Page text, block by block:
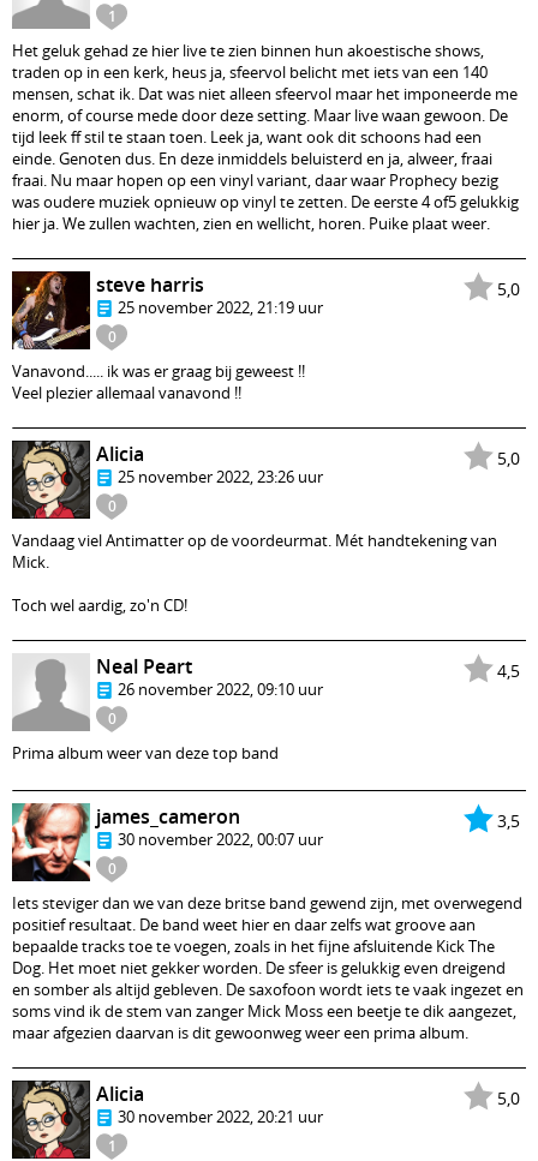
1
Het geluk gehad ze hier live te zien binnen hun akoestische shows,
traden op in een kerk, heus ja, sfeervol belicht met iets van een 140
mensen, schat ik. Dat was niet alleen sfeervol maar het imponeerde me
enorm, of course mede door deze setting. Maar live waan gewoon. De
tijd leek ff stil te staan toen. Leek ja, want ook dit schoons had een
einde. Genoten dus. En deze inmiddels beluisterd en ja, alweer, fraai
fraai. Nu maar hopen op een vinyl variant, daar waar Prophecy bezig
was oudere muziek opnieuw op vinyl te zetten. De eerste 4 of5 gelukkig
hier ja. We zullen wachten, zien en wellicht, horen. Puike plaat weer.
5,0
0
steve harris
25 november 2022, 21:19 uur
Vanavond..... ik was er graag bij geweest !!
Veel plezier allemaal vanavond !!
5,0
0
Alicia
25 november 2022, 23:26 uur
Vandaag viel Antimatter op de voordeurmat. Mét handtekening van
Mick.
Toch wel aardig, zo'n CD!
4,5
0
Neal Peart
26 november 2022, 09:10 uur
Prima album weer van deze top band
3,5
0
james_cameron
30 november 2022, 00:07 uur
Iets steviger dan we van deze britse band gewend zijn, met overwegend
positief resultaat. De band weet hier en daar zelfs wat groove aan
bepaalde tracks toe te voegen, zoals in het fijne afsluitende Kick The
Dog. Het moet niet gekker worden. De sfeer is gelukkig even dreigend
en somber als altijd gebleven. De saxofoon wordt iets te vaak ingezet en
soms vind ik de stem van zanger Mick Moss een beetje te dik aangezet,
maar afgezien daarvan is dit gewoonweg weer een prima album.
5,0
1
Alicia
30 november 2022, 20:21 uur